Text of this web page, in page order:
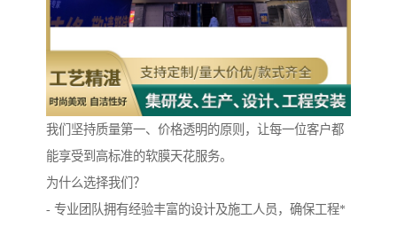
我们坚持质量第一、价格透明的原则，让每一位客户都
能享受到高标准的软膜天花服务。
为什么选择我们？
- 专业团队拥有经验丰富的设计及施工人员，确保工程*